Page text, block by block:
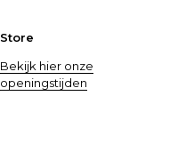
Store
Bekijk hier onze
openingstijden